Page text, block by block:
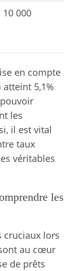
10 000
en compte
5,1%
les
il est vital
taux
véritables
les
cruciaux lors
au cœur
de prêts